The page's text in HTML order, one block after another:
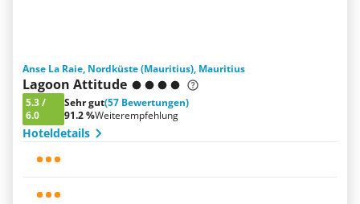
Anse La Raie, Nordküste (Mauritius), Mauritius
Lagoon Attitude
5.3/
6.0
Sehr gut(57 Bewertungen)
91.2 %Weiterempfehlung
Hoteldetails